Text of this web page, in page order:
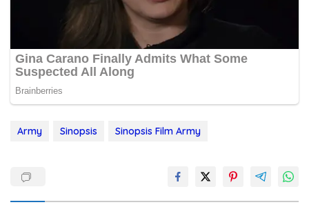
Army Sinopsis Sinopsis Film Army